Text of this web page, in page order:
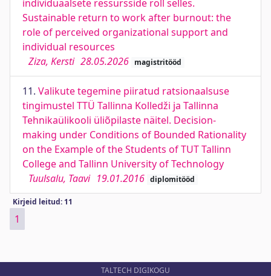
individuaalsete ressursside roll selles.
Sustainable return to work after burnout: the
role of perceived organizational support and
individual resources
Ziza, Kersti 28.05.2026 magistritööd
11. Valikute tegemine piiratud ratsionaalsuse
tingimustel TTÜ Tallinna Kolledži ja Tallinna
Tehnikaülikooli üliõpilaste näitel. Decision-
making under Conditions of Bounded Rationality
on the Example of the Students of TUT Tallinn
College and Tallinn University of Technology
Tuulsalu, Taavi 19.01.2016 diplomitööd
Kirjeid leitud: 11
1
TALTECH DIGIKOGU